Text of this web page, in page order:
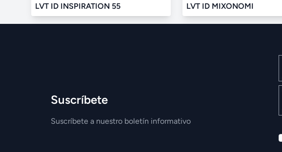
LVT ID INSPIRATION 55 LVT ID MIXONOMI
Suscríbete
Suscríbete a nuestro boletín informativo